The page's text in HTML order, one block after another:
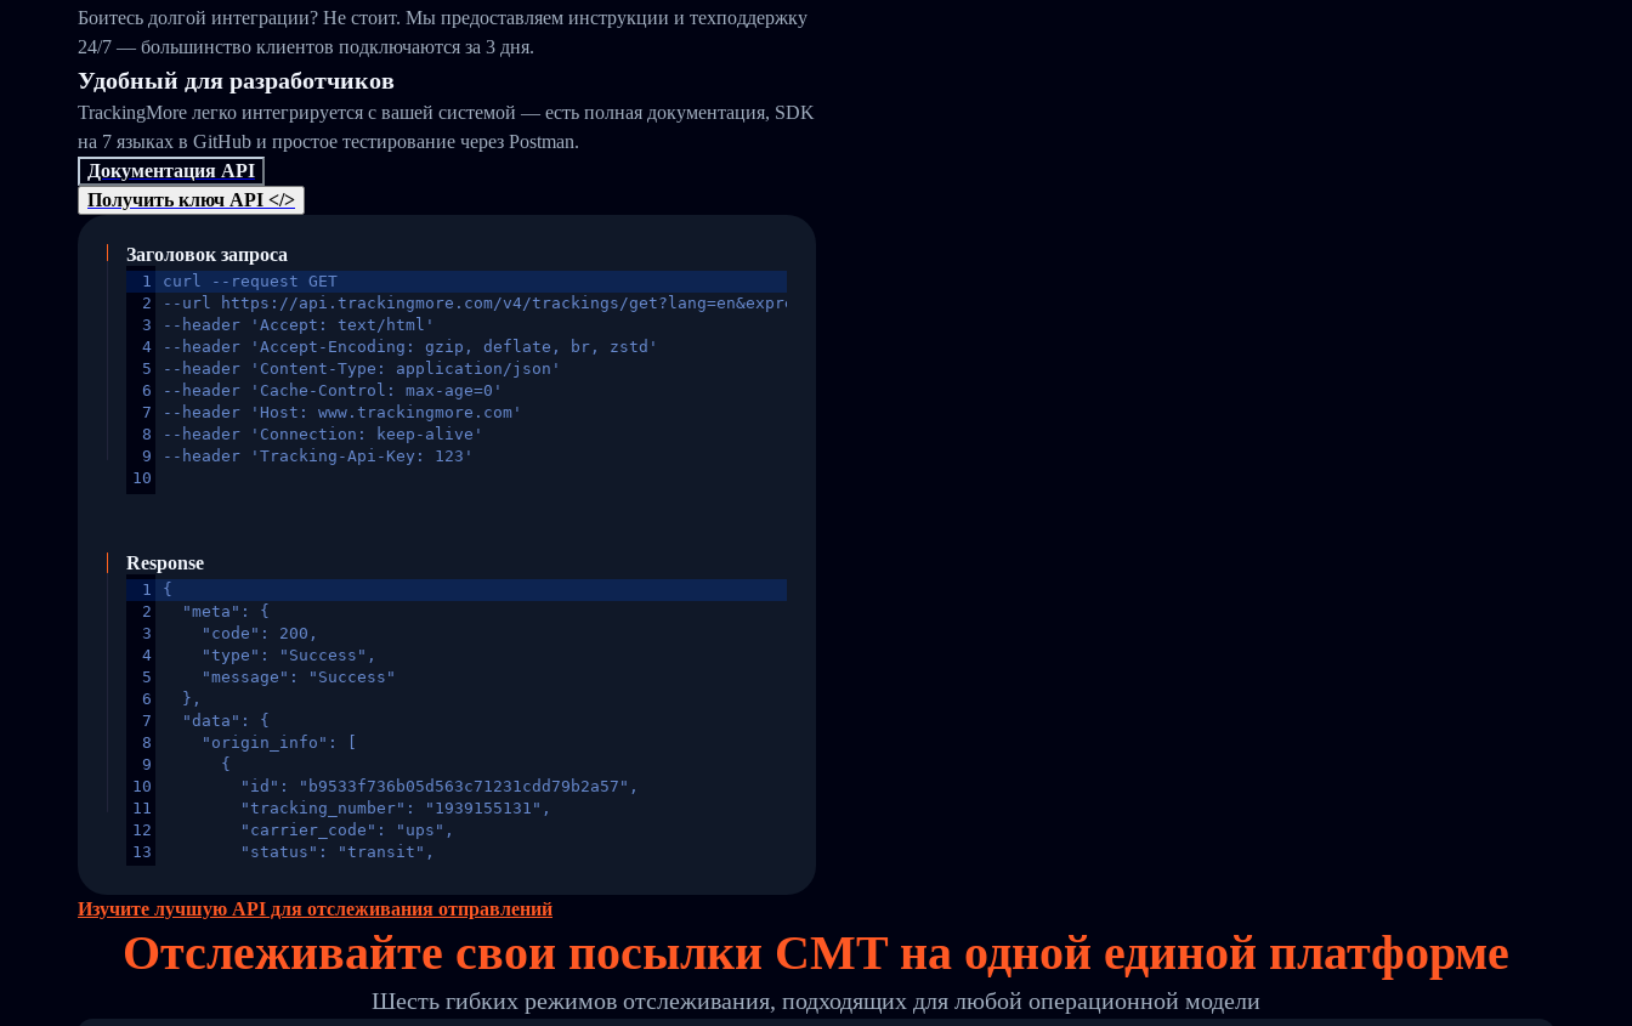
Боитесь долгой интеграции? Не стоит. Мы предоставляем инструкции и техподдержку
24/7 — большинство клиентов подключаются за 3 дня.
Удобный для разработчиков
TrackingMore легко интегрируется с вашей системой — есть полная документация, SDK
на 7 языках в GitHub и простое тестирование через Postman.
Документация API
Получить ключ API </>
Заголовок запроса
1
2
3
4
5
6
7
8
9
10
curl --request GET
--url https://api.trackingmore.com/v4/trackings/get?lang=en&express=ups&tracknumber=1939155131
--header 'Accept: text/html'
--header 'Accept-Encoding: gzip, deflate, br, zstd'
--header 'Content-Type: application/json'
--header 'Cache-Control: max-age=0'
--header 'Host: www.trackingmore.com'
--header 'Connection: keep-alive'
--header 'Tracking-Api-Key: 123'
Response
1
2
3
4
5
6
7
8
9
10
11
12
13
16
17
18
{
  "meta": {
    "code": 200,
    "type": "Success",
    "message": "Success"
  },
  "data": {
    "origin_info": [
      {
        "id": "b9533f736b05d563c71231cdd79b2a57",
        "tracking_number": "1939155131",
        "carrier_code": "ups",
        "status": "transit",
        "itemTimeLength": 2,
        "weblink": "",
        "phone": null,
Изучите лучшую API для отслеживания отправлений
Отслеживайте свои посылки CMT на одной единой платформе
Шесть гибких режимов отслеживания, подходящих для любой операционной модели